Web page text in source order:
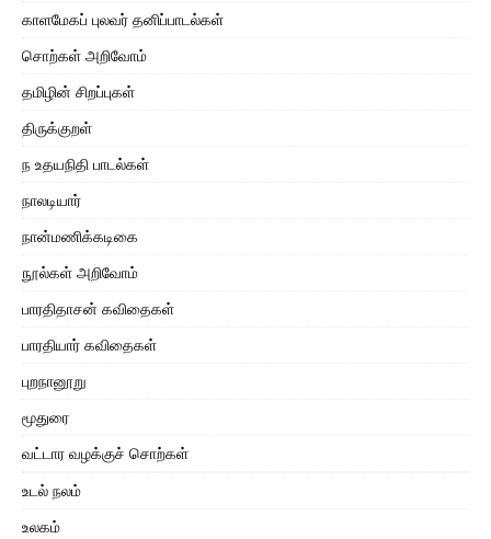
காளமேகப் புலவர் தனிப்பாடல்கள்
சொற்கள் அறிவோம்
தமிழின் சிறப்புகள்
திருக்குறள்
ந உதயநிதி பாடல்கள்
நாலடியார்
நான்மணிக்கடிகை
நூல்கள் அறிவோம்
பாரதிதாசன் கவிதைகள்
பாரதியார் கவிதைகள்
புறநானூறு
மூதுரை
வட்டார வழக்குச் சொற்கள்
உடல் நலம்
உலகம்